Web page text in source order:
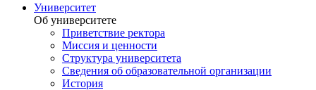
Университет
Об университете
Приветствие ректора
Миссия и ценности
Структура университета
Сведения об образовательной организации
История